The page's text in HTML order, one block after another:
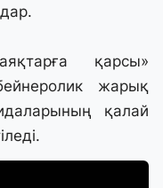
қарсы»
жарық
қалай